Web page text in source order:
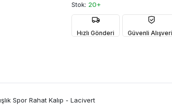
Stok: 20+
Hızlı Gönderi Güvenli
Spor Rahat Kalıp - Lacivert